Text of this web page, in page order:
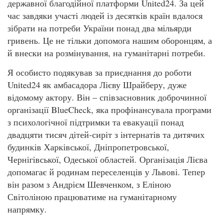
державної благодійної платформи United24. За цей
час завдяки участі людей із десятків країн вдалося
зібрати на потреби України понад два мільярди
гривень. Це не тільки допомога нашим оборонцям, а
й внески на розмінування, на гуманітарні потреби.
Я особисто подякував за приєднання до роботи
United24 як амбасадора Лієву Шрайберу, дуже
відомому актору. Він – співзасновник доброчинної
організації BlueCheck, яка профінансувала програми
з психологічної підтримки та евакуації понад
двадцяти тисяч дітей-сиріт з інтернатів та дитячих
будинків Харківської, Дніпропетровської,
Чернігівської, Одеської областей. Організація Лієва
допомагає й родинам переселенців у Львові. Тепер
він разом з Андрієм Шевченком, з Еліною
Світоліною працюватиме на гуманітарному
напрямку.